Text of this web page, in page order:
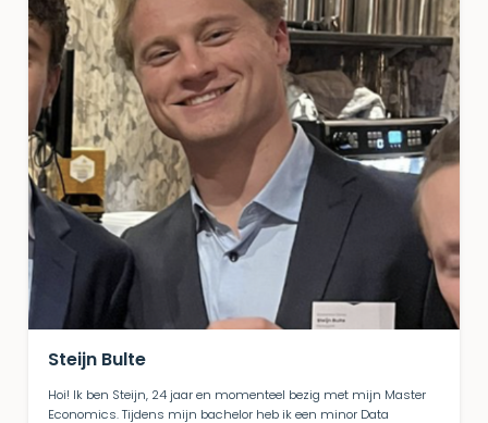
Steijn Bulte
Hoi! Ik ben Steijn, 24 jaar en momenteel bezig met mijn Master
Economics. Tijdens mijn bachelor heb ik een minor Data